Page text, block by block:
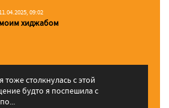
09:02
моим хиджабом
тоже столкнулась с этой
будто я поспешила с